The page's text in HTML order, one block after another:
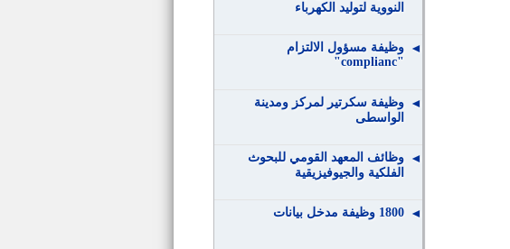
النووية لتوليد الكهرباء
وظيفة مسؤول الالتزام
"complianc"
وظيفة سكرتير لمركز ومدينة
الواسطى
وظائف المعهد القومي للبحوث
الفلكية والجيوفيزيقية
1800 وظيفة مدخل بيانات